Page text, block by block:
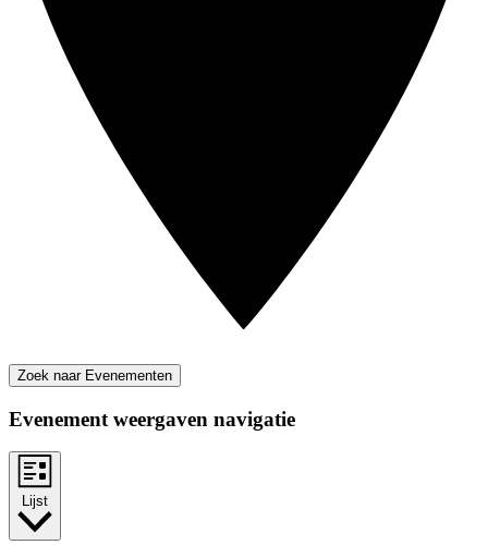
Zoek naar Evenementen
Evenement weergaven navigatie
Lijst